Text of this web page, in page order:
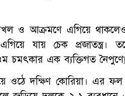
দখল ও আক্রমণে এগিয়ে
যায় চেক প্রজাতন্ত্র।
চমৎকার এক ব্যক্তিগত
দক্ষিণ কোরিয়া। এর ফল